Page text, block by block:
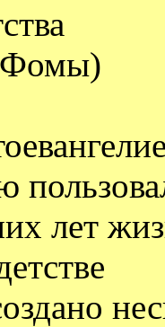
Фомы)
лет